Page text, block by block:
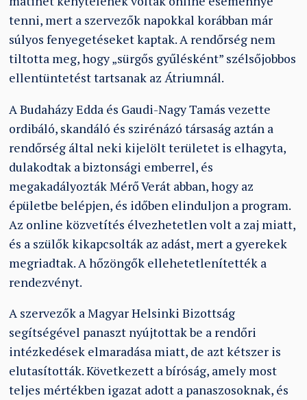
tenni, mert a szervezők napokkal korábban már
súlyos fenyegetéseket kaptak. A rendőrség nem
tiltotta meg, hogy „sürgős gyűlésként” szélsőjobbos
ellentüntetést tartsanak az Átriumnál.
A Budaházy Edda és Gaudi-Nagy Tamás vezette
ordibáló, skandáló és szirénázó társaság aztán a
rendőrség által neki kijelölt területet is elhagyta,
dulakodtak a biztonsági emberrel, és
megakadályozták Mérő Verát abban, hogy az
épületbe belépjen, és időben elinduljon a program.
Az online közvetítés élvezhetetlen volt a zaj miatt,
és a szülők kikapcsolták az adást, mert a gyerekek
megriadtak. A hőzöngők ellehetetlenítették a
rendezvényt.
A szervezők a Magyar Helsinki Bizottság
segítségével panaszt nyújtottak be a rendőri
intézkedések elmaradása miatt, de azt kétszer is
elutasították. Következett a bíróság, amely most
teljes mértékben igazat adott a panaszosoknak, és